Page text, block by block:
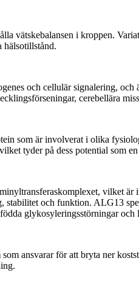
vätskebalansen i kroppen.
hälsotillstånd.
och cellulär signalering,
cerebellära
som är involverat i olika
tyder på dess potential som
vilket
och funktion. ALG13
glykosyleringsstörningar
ansvarar för att bryta ner